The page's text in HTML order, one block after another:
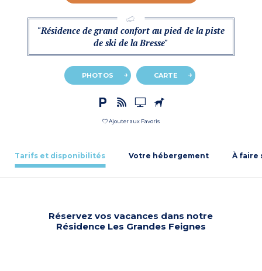
"Résidence de grand confort au pied de la piste
de ski de la Bresse"
PHOTOS CARTE
Ajouter aux Favoris
Tarifs et disponibilités Votre hébergement À faire
Réservez vos vacances dans notre
Résidence Les Grandes Feignes